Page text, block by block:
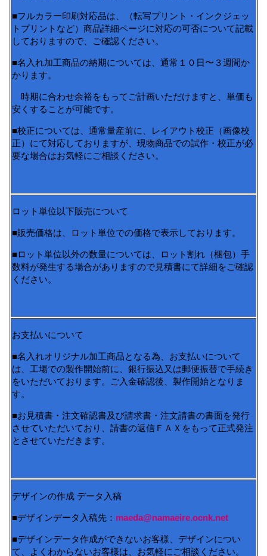
■フルカラー印刷対応品は、（転写プリント・インクジェッ
トプリントなど）商品詳細ページに対応の可否について記載
しておりますので、ご確認ください。
■名入れ加工商品の納期については、通常１０日〜３週間か
かります。
時期に合わせ余裕をもってご計画いただけますと、単価も
安くすることが可能です。
■校正については、通常量産前に、レイアウト校正（画像校
正）にて対応しておりますが、現物商品での試作・校正が必
要な場合はお気軽にご相談ください。
ロット単位以下販売について
■販売価格は、ロット単位での価格で表示しております。
■ロット単位以外の数量については、ロット割れ（梱包）手
数料が発生する場合がありますので見積書にて詳細をご確認
ください。
お支払いについて
■名入れオリジナル加工商品となる為、お支払いについて
は、工場での製作開始前に、銀行振込又は郵便振替で手続き
をいただいております。ご入金確認後、製作開始となりま
す。
■お見積書・注文確認書及び請求書・注文請書の書面を発行
させていただいており、請書の返信ＦＡＸをもって正式発注
とさせていただきます。
デザインの作成 データ入稿
■デザインデータ入稿先： maeda@namaeire.ocnk.net
■デザインデータ作成ができないお客様、デザインについ
て、よくわからないお客様は、お気軽にご相談ください。